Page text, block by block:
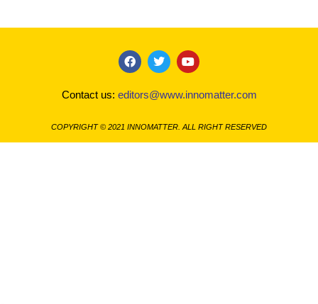
F
a
c
e
o
o
k
T
w
i
t
e
r
Y
o
u
t
b
e
Contact us: editors@www.innomatter.com
COPYRIGHT © 2021 INNOMATTER. ALL RIGHT RESERVED